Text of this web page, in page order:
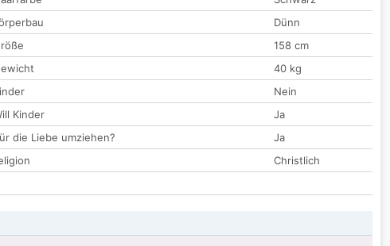
Dünn
158 cm
40 kg
Nein
Kinder
Ja
die Liebe umziehen?
Ja
Christlich